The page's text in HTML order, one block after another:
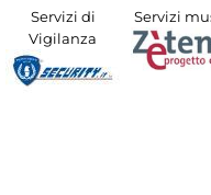
Servizi di
Vigilanza
Servizi